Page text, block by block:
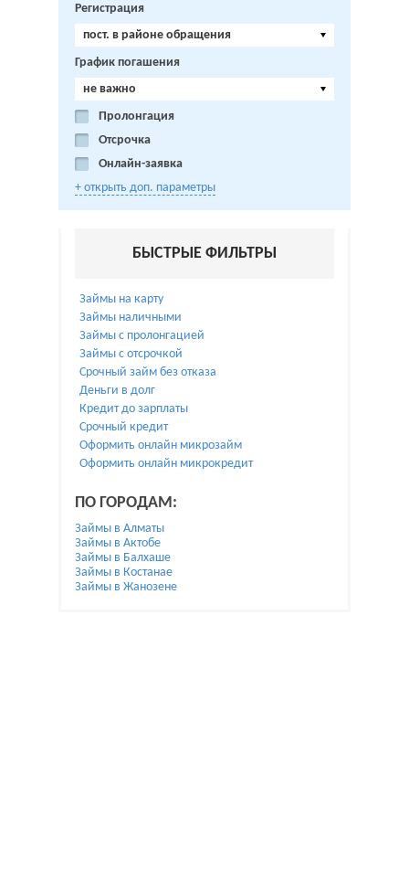
Регистрация
пост. в районе обращения
График погашения
не важно
Пролонгация
Отсрочка
Онлайн-заявка
+ открыть доп. параметры
БЫСТРЫЕ ФИЛЬТРЫ
Займы на карту
Займы наличными
Займы с пролонгацией
Займы с отсрочкой
Срочный займ без отказа
Деньги в долг
Кредит до зарплаты
Срочный кредит
Оформить онлайн микрозайм
Оформить онлайн микрокредит
ПО ГОРОДАМ:
Займы в Алматы
Займы в Актобе
Займы в Балхаше
Займы в Костанае
Займы в Жанозене